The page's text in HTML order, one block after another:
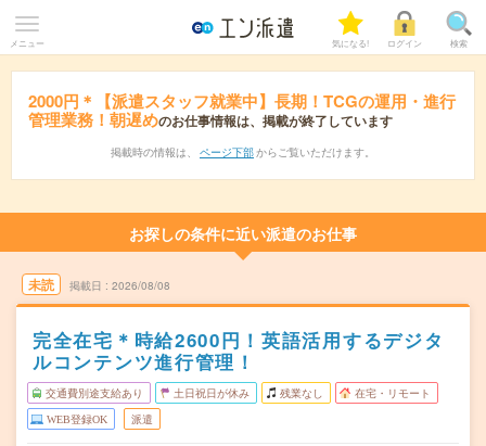
メニュー 気になる! ログイン 検索
2000円＊【派遣スタッフ就業中】長期！TCGの運用・進行
管理業務！朝遅めのお仕事情報は、掲載が終了しています
掲載時の情報は、 ページ下部 からご覧いただけます。
お探しの条件に近い派遣のお仕事
未読 掲載日 2026/08/08
完全在宅＊時給2600円！英語活用するデジタ
ルコンテンツ進行管理！
交通費別途支給あり 土日祝日が休み 残業なし 在宅・リモート
WEB登録OK 派遣